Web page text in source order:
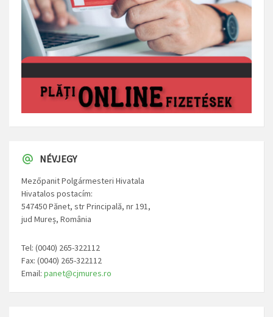
NÉVJEGY
Mezőpanit Polgármesteri Hivatala
Hivatalos postacím:
547450 Pănet, str Principală, nr 191,
jud Mureș, România
Tel: (0040) 265-322112
Fax: (0040) 265-322112
Email: panet@cjmures.ro